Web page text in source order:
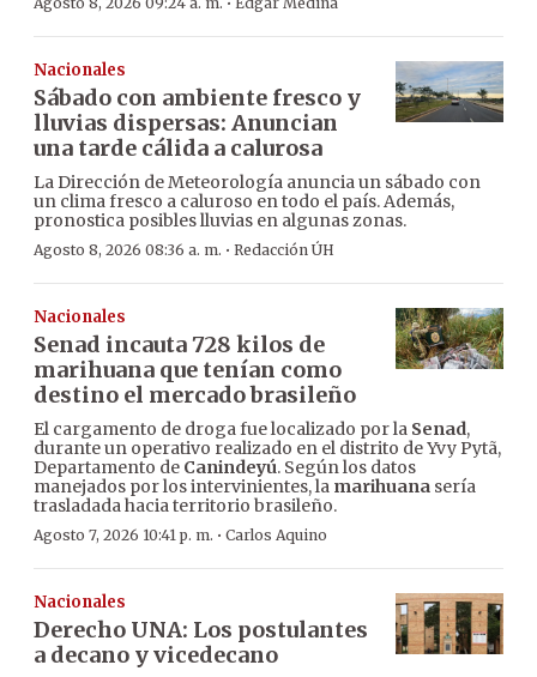
Nacionales
Sábado con ambiente fresco y
lluvias dispersas: Anuncian
una tarde cálida a calurosa
La Dirección de Meteorología anuncia un sábado con
un clima fresco a caluroso en todo el país. Además,
pronostica posibles lluvias en algunas zonas.
Agosto 8, 2026 08:36 a. m. · Redacción ÚH
Nacionales
Senad incauta 728 kilos de
marihuana que tenían como
destino el mercado brasileño
El cargamento de droga fue localizado por la Senad,
durante un operativo realizado en el distrito de Yvy Pytã,
Departamento de Canindeyú. Según los datos
manejados por los intervinientes, la marihuana sería
trasladada hacia territorio brasileño.
Agosto 7, 2026 10:41 p. m. · Carlos Aquino
Nacionales
Derecho UNA: Los postulantes
a decano y vicedecano